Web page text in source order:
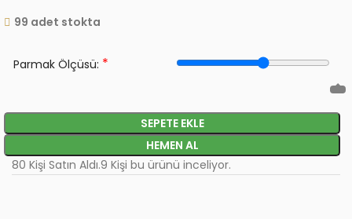
99 adet stokta
Parmak Ölçüsü: *
SEPETE EKLE
HEMEN AL
80 Kişi Satın Aldı.9 Kişi bu ürünü inceliyor.